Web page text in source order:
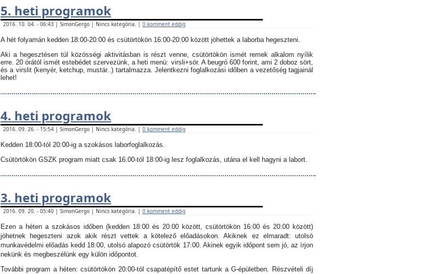
5. heti programok
2016. 10. 04. - 06:43 | SimonGergo | Nincs kategória. | 0 komment eddig
A hét folyamán kedden 18:00-20:00 és csütörtökön 16:00-20:00 között jöhettek a laborba hegeszteni.
Aki a hegesztésen túl közösségi aktivitásban is részt venne, csütörtökön ismét remek alkalom nyílik
erre. 20 órától ismét estebédet szervezünk, a heti menü: virsli+sör. A beugró 600 forint, ami 2 doboz sört,
és a virslit (kenyér, ketchup, mustár..) tartalmazza. Jelentkezni foglalkozási időben a vezetőség tagjainál
lehet!
4. heti programok
2016. 09. 26. - 15:54 | SimonGergo | Nincs kategória. | 0 komment eddig
Kedden 18:00-tól 20:00-ig a szokásos laborfoglalkozás.
Csütörtökön GSZK program miatt csak 16:00-tól 18:00-ig lesz foglalkozás, utána el kell hagyni a labort.
3. heti programok
2016. 09. 20. - 05:40 | SimonGergo | Nincs kategória. | 0 komment eddig
Ezen a héten a szokásos időben (kedden 18:00 és 20:00 között, csütörtökön 16:00 és 20:00 között)
jöhetnek hegeszteni azok akik részt vettek a kötelező előadásokon. Akiknek ez elmaradt: utolsó
munkavédelmi előadás kedd 18:00, utolsó alapozó csütörtök 17:00. Akinek egyik időpont sem jó, az írjon
nekünk és megbeszélünk egy külön időpontot.
További program a héten: csütörtökön 20:00-tól csapatépítő estet tartunk a G-épületben. Részvételi díj